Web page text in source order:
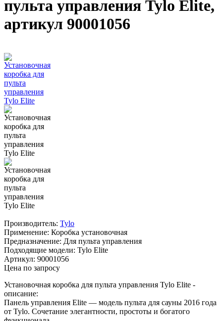
пульта управления Tylo Elite,
артикул 90001056
Производитель: Tylo
Применение: Коробка установочная
Предназначение: Для пульта управления
Подходящие модели: Tylo Elite
Артикул: 90001056
Цена по запросу
Установочная коробка для пульта управления Tylo Elite -
описание:
Панель управления Elite — модель пульта для сауны 2016 года
от Tylo. Сочетание элегантности, простоты и богатого